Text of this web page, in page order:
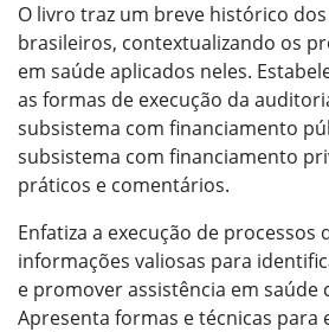
O livro traz um breve histórico
brasileiros, contextualizando os
em saúde aplicados neles.
as formas de execução da
subsistema com financiamento
subsistema com financiamento
práticos e comentários.
Enfatiza a execução de processos
informações valiosas para
e promover assistência em saúde
Apresenta formas e técnicas para